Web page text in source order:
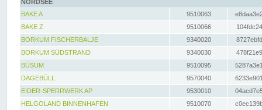
NORDSEE
BAKE A
9510063
BAKE Z
9510066
BORKUM FISCHERBALJE
9340020
BORKUM SÜDSTRAND
9340030
BÜSUM
9510095
DAGEBÜLL
9570040
EIDER-SPERRWERK AP
9530010
HELGOLAND BINNENHAFEN
9510070